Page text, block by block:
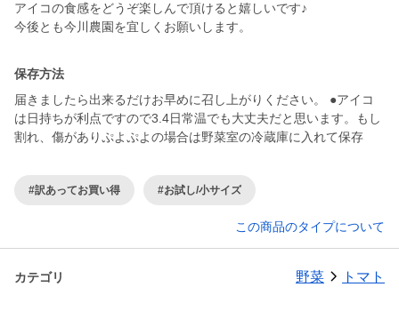
アイコの食感をどうぞ楽しんで頂けると嬉しいです♪
今後とも今川農園を宜しくお願いします。
保存方法
届きましたら出来るだけお早めに召し上がりください。 ●アイコ
は日持ちが利点ですので3.4日常温でも大丈夫だと思います。もし
割れ、傷がありぷよぷよの場合は野菜室の冷蔵庫に入れて保存
#訳あってお買い得 #お試し/小サイズ
この商品のタイプについて
カテゴリ 野菜 トマト